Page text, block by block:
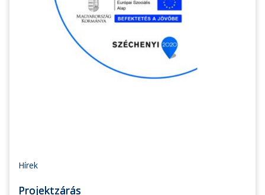
Hírek
Projektzárás